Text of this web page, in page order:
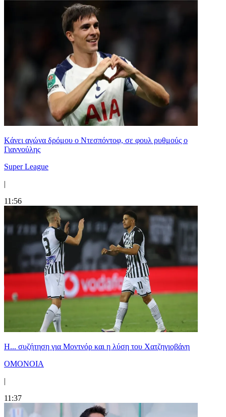
Kάνει αγώνα δρόμου ο Ντεσπόντοφ, σε φουλ ρυθμούς ο
Γιαννούλης
Super League
|
11:56
Η... συζήτηση για Μοντνόρ και η λύση του Χατζηγιοβάνη
ΟΜΟΝΟΙΑ
|
11:37